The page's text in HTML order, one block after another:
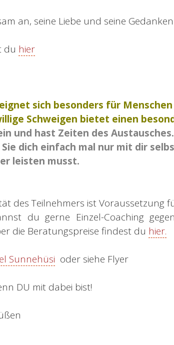
an, seine Liebe und seine
du hier
sich besonders für
Schweigen bietet einen
und hast Zeiten des
Sie dich einfach mal nur mit dir
leisten musst.
des Teilnehmers ist Voraussetzung
du gerne Einzel-Coaching
die Beratungspreise findest du hier.
Sunnehüsi oder siehe Flyer
DU mit dabei bist!